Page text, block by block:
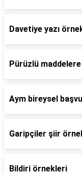
Davetiye yazı
Pürüzlü
Aym bireysel
Garipçiler şiir
Bildiri örnekleri